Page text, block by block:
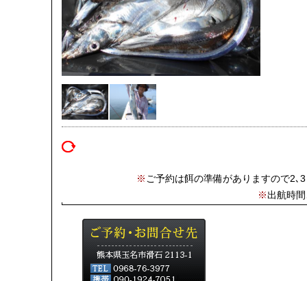
※ ご予約は餌の準備がありますので2､
※出航時